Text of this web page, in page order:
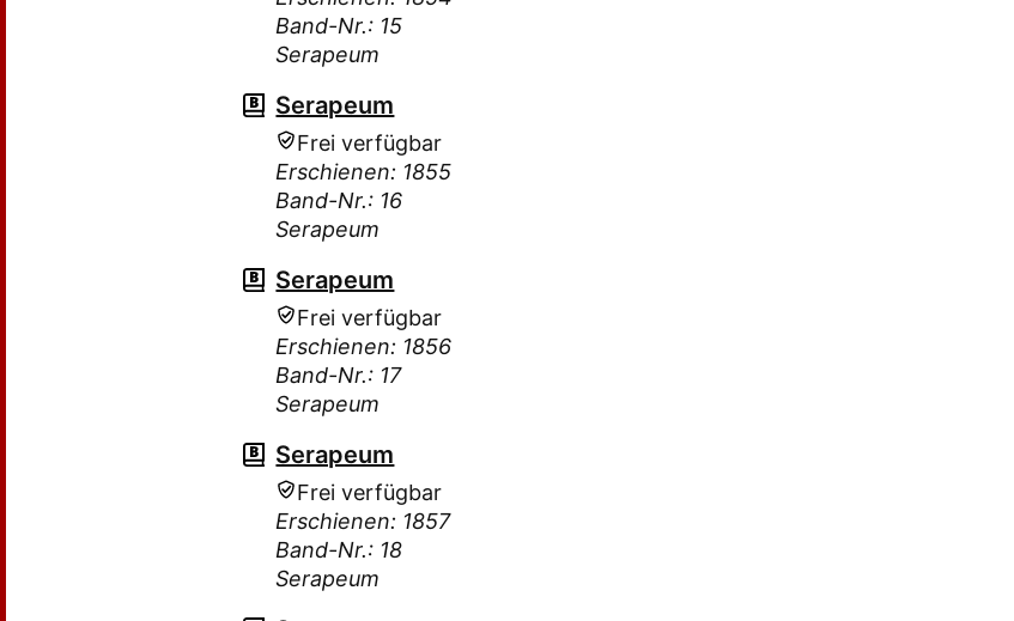
Band-Nr.: 15
Serapeum
Serapeum
Frei verfügbar
Erschienen: 1855
Band-Nr.: 16
Serapeum
Serapeum
Frei verfügbar
Erschienen: 1856
Band-Nr.: 17
Serapeum
Serapeum
Frei verfügbar
Erschienen: 1857
Band-Nr.: 18
Serapeum